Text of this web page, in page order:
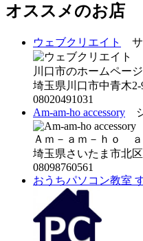
オススメのお店
ウェブクリエイト サ
川口市のホームペー
埼玉県川口市中青木2-
08020491031
Am-am-ho accessory
Ａｍ－ａｍ－ｈｏ
埼玉県さいたま市北
08098760561
おうちパソコン教室